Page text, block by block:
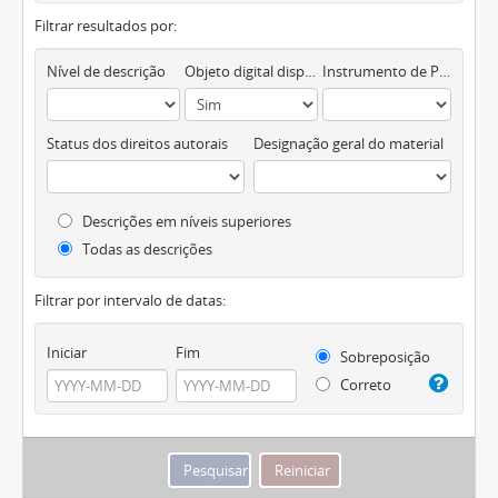
Filtrar resultados por:
Nível de descrição Objeto digital disponível Instrumento de Pesquisa
Status dos direitos autorais Designação geral do material
Descrições em níveis superiores
Todas as descrições
Filtrar por intervalo de datas:
Iniciar Fim
Sobreposição
Correto